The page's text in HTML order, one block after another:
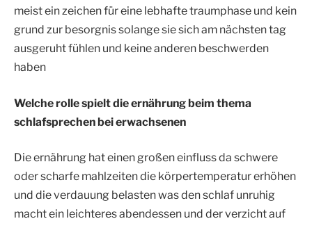
meist ein zeichen für eine lebhafte traumphase und kein
grund zur besorgnis solange sie sich am nächsten tag
ausgeruht fühlen und keine anderen beschwerden
haben
Welche rolle spielt die ernährung beim thema
schlafsprechen bei erwachsenen
Die ernährung hat einen großen einfluss da schwere
oder scharfe mahlzeiten die körpertemperatur erhöhen
und die verdauung belasten was den schlaf unruhig
macht ein leichteres abendessen und der verzicht auf